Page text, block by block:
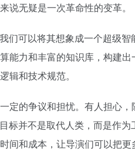
说无疑是一次革命性的变革。
们可以将其想象成一个超级
能力和丰富的知识库，构建
辑和技术规范。
定的争议和担忧。有人担心
标并不是取代人类，而是作
间和成本，让导演们可以把更